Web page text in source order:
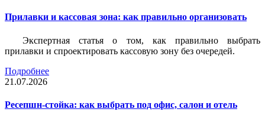
Прилавки и кассовая зона: как правильно организовать
Экспертная статья о том, как правильно выбрать
прилавки и спроектировать кассовую зону без очередей.
Подробнее
21.07.2026
Ресепшн-стойка: как выбрать под офис, салон и отель